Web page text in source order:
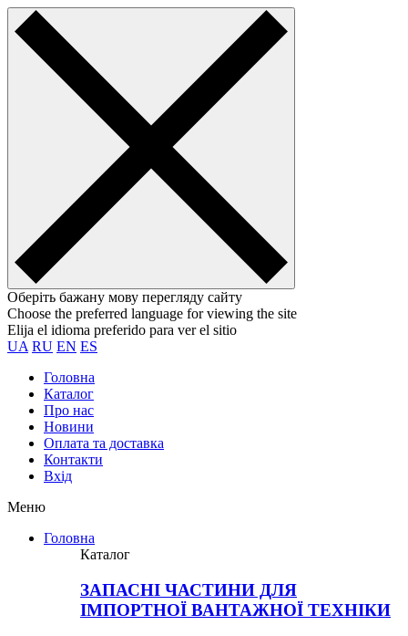
Оберіть бажану мову перегляду сайту
Choose the preferred language for viewing the site
Elija el idioma preferido para ver el sitio
UA RU EN ES
Головна
Каталог
Про нас
Новини
Оплата та доставка
Контакти
Вхiд
Меню
Головна
Каталог
ЗАПАСНІ ЧАСТИНИ ДЛЯ
ІМПОРТНОЇ ВАНТАЖНОЇ ТЕХНІКИ